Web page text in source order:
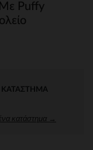
Puffy
ΚΑΤΆΣΤΗΜΑ
κατάστημα →